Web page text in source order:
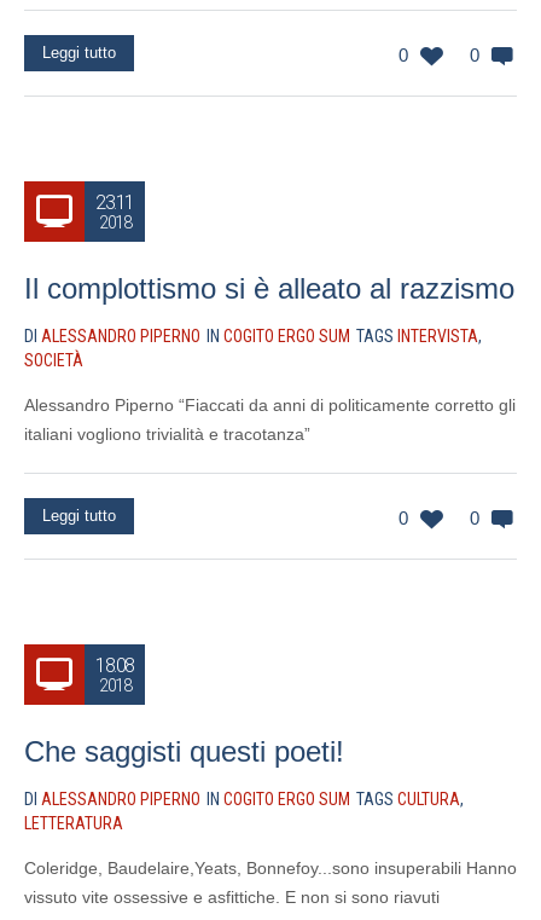
0 0
Leggi tutto
23.11
2018
Il complottismo si è alleato al razzismo
DI ALESSANDRO PIPERNO IN COGITO ERGO SUM TAGS INTERVISTA,
SOCIETÀ
Alessandro Piperno “Fiaccati da anni di politicamente corretto gli
italiani vogliono trivialità e tracotanza”
0 0
Leggi tutto
18.08
2018
Che saggisti questi poeti!
DI ALESSANDRO PIPERNO IN COGITO ERGO SUM TAGS CULTURA,
LETTERATURA
Coleridge, Baudelaire,Yeats, Bonnefoy...sono insuperabili Hanno
vissuto vite ossessive e asfittiche. E non si sono riavuti